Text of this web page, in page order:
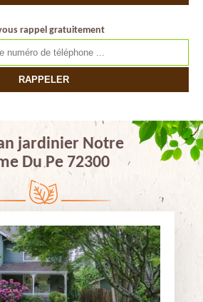
rappel gratuitement
jardinier Notre
Du Pe 72300